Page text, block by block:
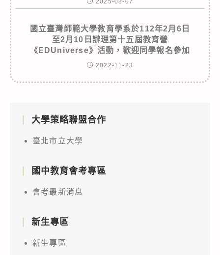
國立臺灣師範大學教育學系於112年2月6日
至2月10日辦理第十五屆教育營
《EDUniverse》活動，歡迎同學報名參加
2022-11-23
大學策略聯盟合作
臺北市立大學
國中教育會考專區
會考最新消息
新生專區
新生專區